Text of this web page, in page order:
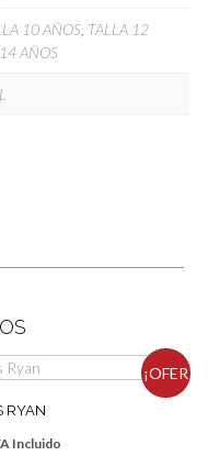
10 AÑOS TALLA 12
AÑOS
¡OFER
RYAN
Incluido